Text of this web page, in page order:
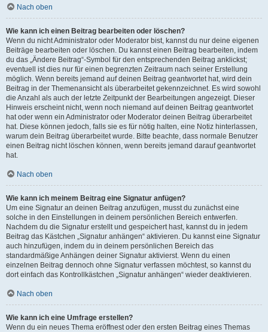
Nach oben
Wie kann ich einen Beitrag bearbeiten oder löschen?
Wenn du nicht Administrator oder Moderator bist, kannst du nur deine eigenen
Beiträge bearbeiten oder löschen. Du kannst einen Beitrag bearbeiten, indem
du das „Ändere Beitrag“-Symbol für den entsprechenden Beitrag anklickst;
eventuell ist dies nur für einen begrenzten Zeitraum nach seiner Erstellung
möglich. Wenn bereits jemand auf deinen Beitrag geantwortet hat, wird dein
Beitrag in der Themenansicht als überarbeitet gekennzeichnet. Es wird sowohl
die Anzahl als auch der letzte Zeitpunkt der Bearbeitungen angezeigt. Dieser
Hinweis erscheint nicht, wenn noch niemand auf deinen Beitrag geantwortet
hat oder wenn ein Administrator oder Moderator deinen Beitrag überarbeitet
hat. Diese können jedoch, falls sie es für nötig halten, eine Notiz hinterlassen,
warum dein Beitrag überarbeitet wurde. Bitte beachte, dass normale Benutzer
einen Beitrag nicht löschen können, wenn bereits jemand darauf geantwortet
hat.
Nach oben
Wie kann ich meinem Beitrag eine Signatur anfügen?
Um eine Signatur an deinen Beitrag anzufügen, musst du zunächst eine
solche in den Einstellungen in deinem persönlichen Bereich entwerfen.
Nachdem du die Signatur erstellt und gespeichert hast, kannst du in jedem
Beitrag das Kästchen „Signatur anhängen“ aktivieren. Du kannst eine Signatur
auch hinzufügen, indem du in deinem persönlichen Bereich das
standardmäßige Anhängen deiner Signatur aktivierst. Wenn du einen
einzelnen Beitrag dennoch ohne Signatur verfassen möchtest, so kannst du
dort einfach das Kontrollkästchen „Signatur anhängen“ wieder deaktivieren.
Nach oben
Wie kann ich eine Umfrage erstellen?
Wenn du ein neues Thema eröffnest oder den ersten Beitrag eines Themas